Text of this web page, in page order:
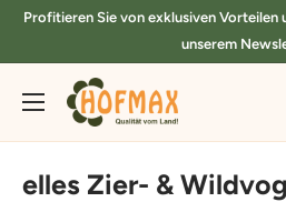
DirektProfitieren Sie von exklusiven Vorteilen
unserem
hofmax.de
elles Zier- &